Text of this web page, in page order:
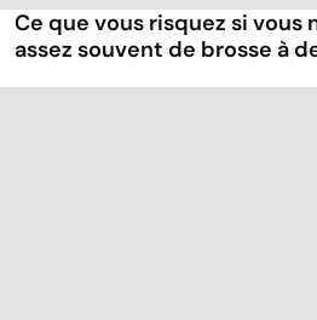
Ce que vous risquez si vous
assez souvent de brosse à